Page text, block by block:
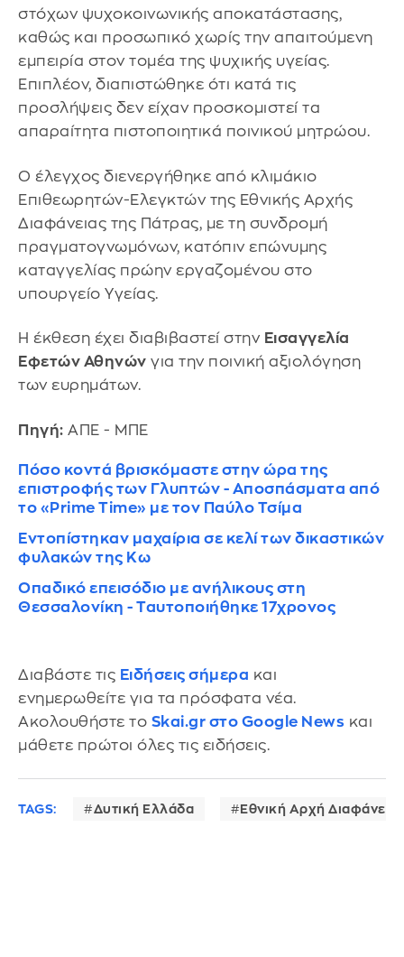
στόχων ψυχοκοινωνικής αποκατάστασης,
καθώς και προσωπικό χωρίς την απαιτούμενη
εμπειρία στον τομέα της ψυχικής υγείας.
Επιπλέον, διαπιστώθηκε ότι κατά τις
προσλήψεις δεν είχαν προσκομιστεί τα
απαραίτητα πιστοποιητικά ποινικού μητρώου.
Ο έλεγχος διενεργήθηκε από κλιμάκιο
Επιθεωρητών-Ελεγκτών της Εθνικής Αρχής
Διαφάνειας της Πάτρας, με τη συνδρομή
πραγματογνωμόνων, κατόπιν επώνυμης
καταγγελίας πρώην εργαζομένου στο
υπουργείο Υγείας.
Η έκθεση έχει διαβιβαστεί στην Εισαγγελία
Εφετών Αθηνών για την ποινική αξιολόγηση
των ευρημάτων.
Πηγή: ΑΠΕ - ΜΠΕ
Πόσο κοντά βρισκόμαστε στην ώρα της
επιστροφής των Γλυπτών - Αποσπάσματα από
το «Prime Time» με τον Παύλο Τσίμα
Εντοπίστηκαν μαχαίρια σε κελί των δικαστικών
φυλακών της Κω
Οπαδικό επεισόδιο με ανήλικους στη
Θεσσαλονίκη - Ταυτοποιήθηκε 17χρονος
Διαβάστε τις Ειδήσεις σήμερα και
ενημερωθείτε για τα πρόσφατα νέα.
Ακολουθήστε το Skai.gr στο Google News και
μάθετε πρώτοι όλες τις ειδήσεις.
TAGS: Δυτική Ελλάδα Εθνική Αρχή